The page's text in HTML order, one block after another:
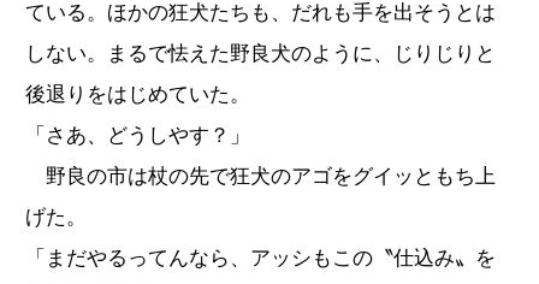
ている。ほかの狂犬たちも、だれも手を出そうとは
しない。まるで怯えた野良犬のように、じりじりと
後退りをはじめていた。
「さあ、どうしやす？」
野良の市は杖の先で狂犬のアゴをグイッともち上
げた。
「まだやるってんなら、アッシもこの〝仕込み〟を